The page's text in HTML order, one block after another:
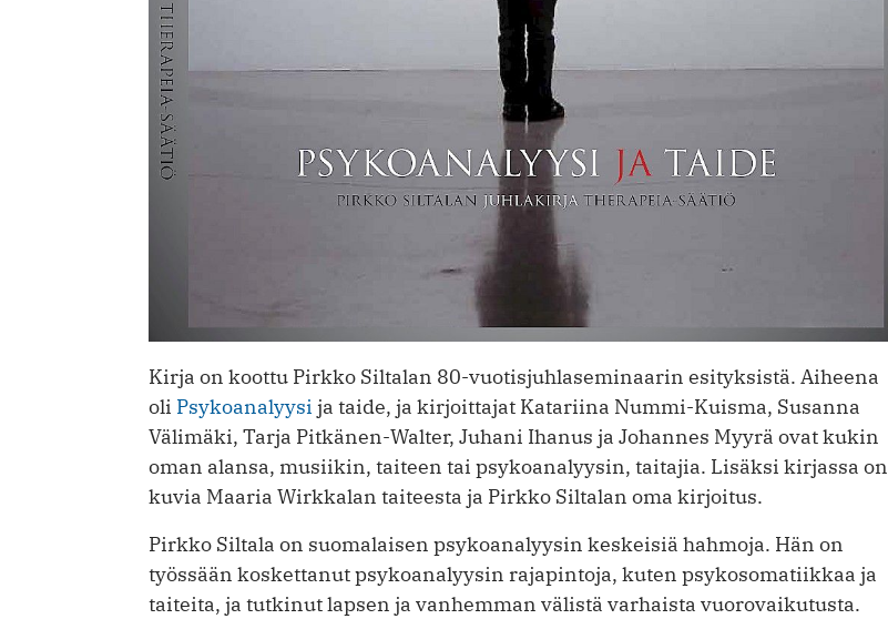
Kirja on koottu Pirkko Siltalan 80-vuotisjuhla­seminaarin esityksistä. Aiheena
oli Psykoanalyysi ja taide, ja kirjoittajat Katariina Nummi-Kuisma, Susanna
Välimäki, Tarja Pitkänen-­Walter, Juhani Ihanus ja Johannes Myyrä ovat kukin
oman alansa, musiikin, taiteen tai psykoanalyysin, taitajia. Lisäksi kirjassa on
kuvia Maaria Wirkkalan taiteesta ja Pirkko Siltalan oma kirjoitus.
Pirkko Siltala on suomalaisen psykoanalyysin keskeisiä hahmoja. Hän on
työssään koskettanut psykoanalyysin rajapintoja, kuten psykosomatiikkaa ja
taiteita, ja tutkinut ­lapsen ja vanhemman välistä varhaista vuorovaikutusta.